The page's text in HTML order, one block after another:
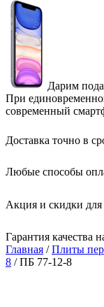
Дарим
При
современный
Доставка точно в
Любые способы
Акция и скидки
Гарантия качества
Главная /Плиты
8 / ПБ 77-12-8